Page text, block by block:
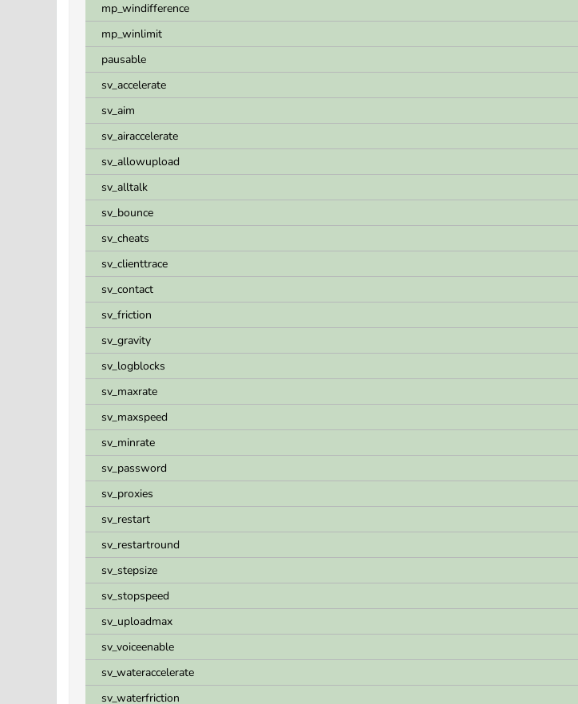
mp_windifference
mp_winlimit
pausable
sv_accelerate
sv_aim
sv_airaccelerate
sv_allowupload
sv_alltalk
sv_bounce
sv_cheats
sv_clienttrace
sv_contact
sv_friction
sv_gravity
sv_logblocks
sv_maxrate
sv_maxspeed
sv_minrate
sv_password
sv_proxies
sv_restart
sv_restartround
sv_stepsize
sv_stopspeed
sv_uploadmax
sv_voiceenable
sv_wateraccelerate
sv_waterfriction